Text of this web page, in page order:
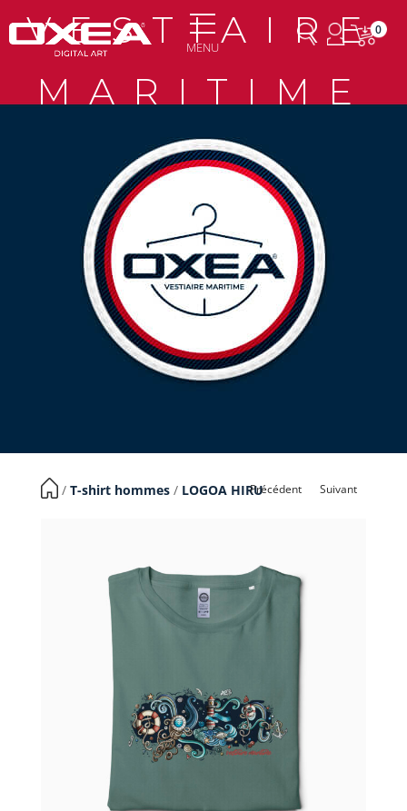
MENU
0
VESTIAIRE
MARITIME
​ / T-shirt hommes/ LOGOA HIRUPrécédent Suivant